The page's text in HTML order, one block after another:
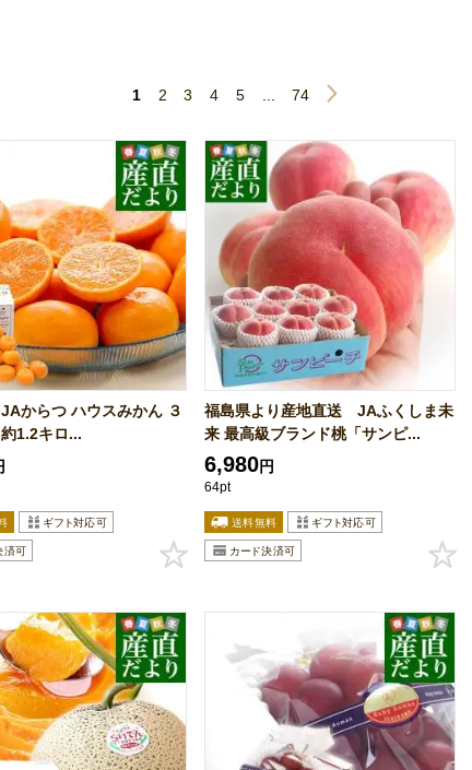
1 2 3 4 5 74
からつ ハウスみかん ３
1.2キロ...
福島県より産地直送 JAふくしま未
来 最高級ブランド桃「サンピ...
6,980円
64pt